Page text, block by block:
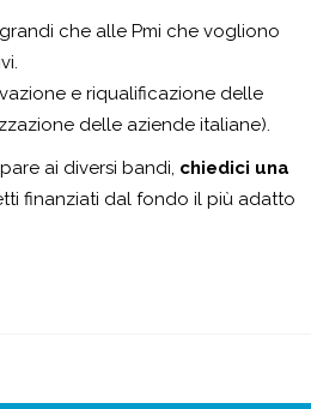
che alle Pmi che vogliono
e riqualificazione delle
delle aziende italiane).
ai diversi bandi, chiedici una
finanziati dal fondo il più adatto